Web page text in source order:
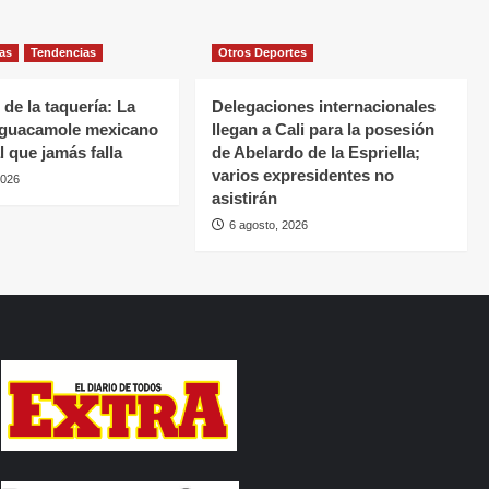
Tendencias
la taquería: La
mexicano
que jamás falla
Otros Deportes
Delegaciones internacionales
llegan a Cali para la posesión
de Abelardo de la Espriella;
varios expresidentes no
asistirán
6 agosto, 2026